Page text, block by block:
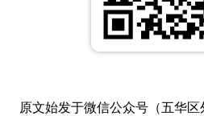
原文始发于微信公众号（五华区